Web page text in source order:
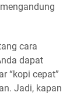
cara
dapat
“kopi cepat”
Jadi, kapan